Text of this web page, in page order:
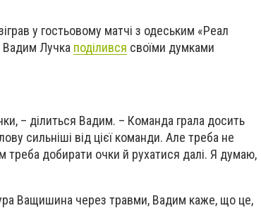
у гостьовому матчі з одеським «Реал
Вадим Лучка поділився своїми думками
– ділиться Вадим. – Команда грала досить
сильніші від цієї команди. Але треба не
треба добирати очки й рухатися далі. Я думаю,
Ващишина через травми, Вадим каже, що це,